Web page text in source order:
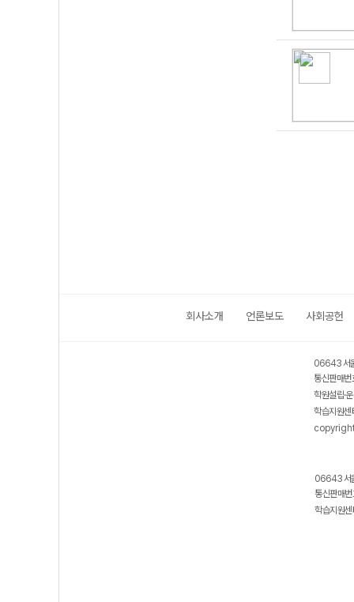
회사소개 언론보도 사회공헌
06643 서
통신판매
학원설립·
학습지원
06643 서
통신판매
학습지원